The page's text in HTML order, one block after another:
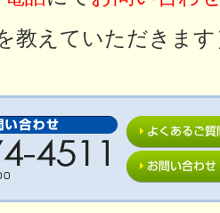
教えていただきま